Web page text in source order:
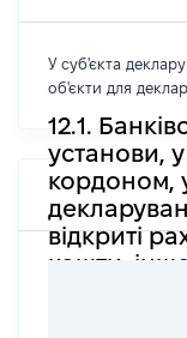
У суб'єкта
об'єкти для
12.1.
установи,
кордоном,
відкриті
кошти,